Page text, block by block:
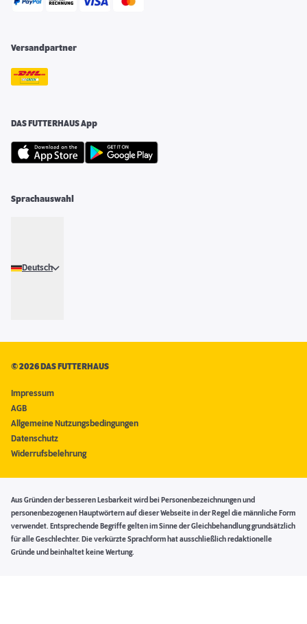
Versandpartner
DAS FUTTERHAUS App
Sprachauswahl
Deutsch
©2026 DAS FUTTERHAUS
Impressum
AGB
Allgemeine Nutzungsbedingungen
Datenschutz
Widerrufsbelehrung
Aus Gründen der besseren Lesbarkeit wird bei Personenbezeichnungen und
personenbezogenen Hauptwörtern auf dieser Webseite in der Regel die männliche Form
verwendet. Entsprechende Begriffe gelten im Sinne der Gleichbehandlung grundsätzlich
für alle Geschlechter. Die verkürzte Sprachform hat ausschließlich redaktionelle
Gründe und beinhaltet keine Wertung.